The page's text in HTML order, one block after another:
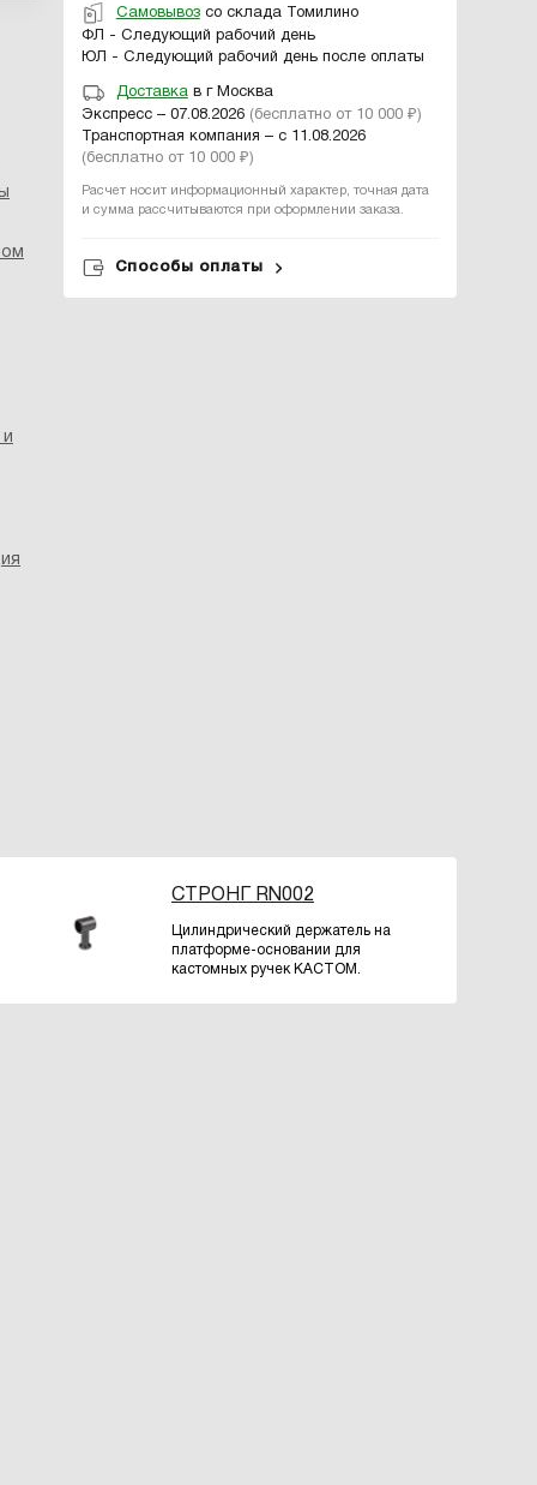
Самовывозсо склада Томилино
ФЛ - Следующий рабочий день
ЮЛ - Следующий рабочий день после оплаты
Доставкав г Москва
Экспресс – 07.08.2026 (бесплатно от 10 000 ₽)
Транспортная компания – с 11.08.2026
(бесплатно от 10 000 ₽)
Расчет носит информационный характер, точная дата
и сумма рассчитываются при оформлении заказа.
Способы оплаты
СТРОНГ RN002
Цилиндрический держатель на
платформе-основании для
кастомных ручек КАСТОМ.